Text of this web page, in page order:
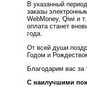
В указанный
заказы
WebMoney, Qiwi и
оплата станет
года.
От всей души
Годом и
Благодарим вас за
С наилучшими